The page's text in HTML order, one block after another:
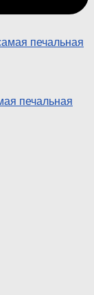
печальная